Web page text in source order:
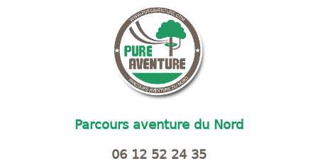
Parcours aventure du Nord
06 12 52 24 35